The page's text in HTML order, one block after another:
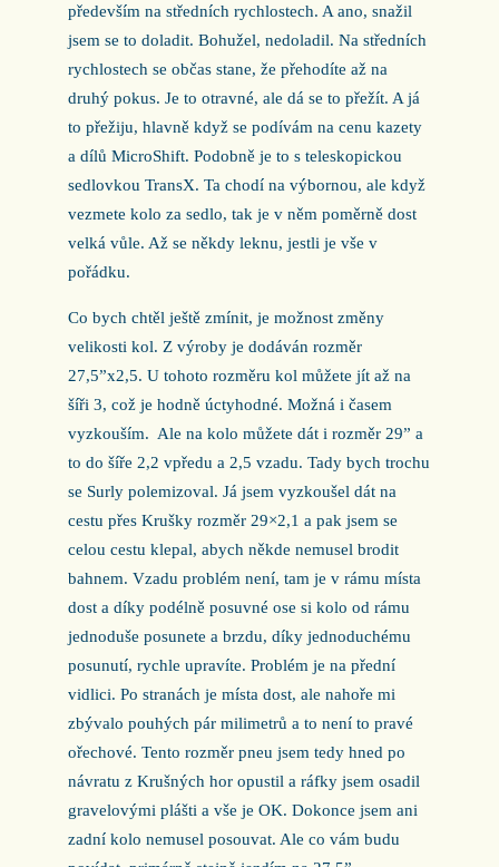
především na středních rychlostech. A ano, snažil
jsem se to doladit. Bohužel, nedoladil. Na středních
rychlostech se občas stane, že přehodíte až na
druhý pokus. Je to otravné, ale dá se to přežít. A já
to přežiju, hlavně když se podívám na cenu kazety
a dílů MicroShift. Podobně je to s teleskopickou
sedlovkou TransX. Ta chodí na výbornou, ale když
vezmete kolo za sedlo, tak je v něm poměrně dost
velká vůle. Až se někdy leknu, jestli je vše v
pořádku.
Co bych chtěl ještě zmínit, je možnost změny
velikosti kol. Z výroby je dodáván rozměr
27,5”x2,5. U tohoto rozměru kol můžete jít až na
šíři 3, což je hodně úctyhodné. Možná i časem
vyzkouším. Ale na kolo můžete dát i rozměr 29” a
to do šíře 2,2 vpředu a 2,5 vzadu. Tady bych trochu
se Surly polemizoval. Já jsem vyzkoušel dát na
cestu přes Krušky rozměr 29×2,1 a pak jsem se
celou cestu klepal, abych někde nemusel brodit
bahnem. Vzadu problém není, tam je v rámu místa
dost a díky podélně posuvné ose si kolo od rámu
jednoduše posunete a brzdu, díky jednoduchému
posunutí, rychle upravíte. Problém je na přední
vidlici. Po stranách je místa dost, ale nahoře mi
zbývalo pouhých pár milimetrů a to není to pravé
ořechové. Tento rozměr pneu jsem tedy hned po
návratu z Krušných hor opustil a ráfky jsem osadil
gravelovými plášti a vše je OK. Dokonce jsem ani
zadní kolo nemusel posouvat. Ale co vám budu